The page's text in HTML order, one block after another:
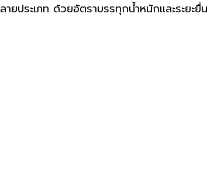
ประเภท ด้วยอัตราบรรทุกน้ำหนักและระยะ